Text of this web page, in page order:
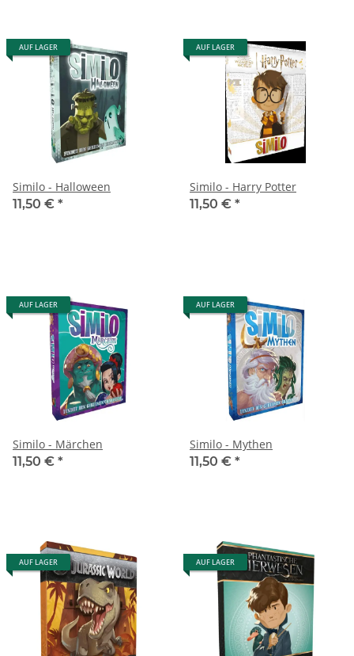
AUF LAGER
Similo - Halloween
11,50 € *
AUF LAGER
Similo - Harry Potter
11,50 € *
AUF LAGER
Similo - Märchen
11,50 € *
AUF LAGER
Similo - Mythen
11,50 € *
AUF LAGER AUF LAGER